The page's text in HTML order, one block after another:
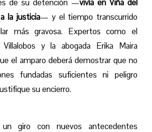
de su detención —vivía en Viña del
la justicia— y el tiempo transcurrido
más gravosa. Expertos como el
y la abogada Erika Maira
el amparo deberá demostrar que no
fundadas suficientes ni peligro
su encierro.
giro con nuevos antecedentes